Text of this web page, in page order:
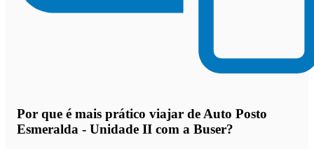
Por que é mais prático viajar de Auto Posto
Esmeralda - Unidade II com a Buser?